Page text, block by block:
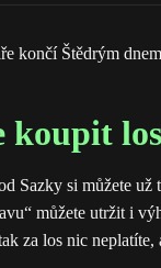
končí Štědrým
koupit
Sazky si můžete už
můžete utržit i
za los nic